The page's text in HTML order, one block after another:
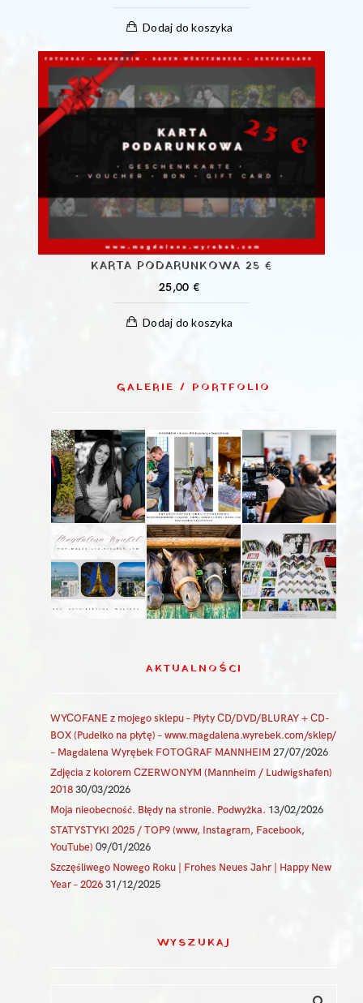
Dodaj do koszyka
KARTA PODARUNKOWA 25 €
25,00 €
Dodaj do koszyka
GALERIE / PORTFOLIO
AKTUALNOŚCI
WYCOFANE z mojego sklepu – Płyty CD/DVD/BLURAY + CD-
BOX (Pudełko na płytę) – www.magdalena.wyrebek.com/sklep/
– Magdalena Wyrębek FOTOGRAF MANNHEIM 27/07/2026
Zdjęcia z kolorem CZERWONYM (Mannheim / Ludwigshafen)
2018 30/03/2026
Moja nieobecność. Błędy na stronie. Podwyżka. 13/02/2026
STATYSTYKI 2025 / TOP9 (www, Instagram, Facebook,
YouTube) 09/01/2026
Szczęśliwego Nowego Roku | Frohes Neues Jahr | Happy New
Year – 2026 31/12/2025
WYSZUKAJ